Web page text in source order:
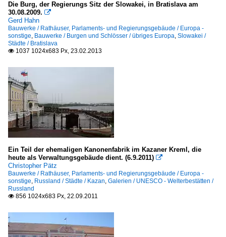
Die Burg, der Regierungs Sitz der Slowakei, in Bratislava am
30.08.2009. 
Gerd Hahn
Bauwerke / Rathäuser, Parlaments- und Regierungsgebäude / Europa -
sonstige, Bauwerke / Burgen und Schlösser / übriges Europa, Slowakei /
Städte / Bratislava
 1037 1024x683 Px, 23.02.2013
Ein Teil der ehemaligen Kanonenfabrik im Kazaner Kreml, die
heute als Verwaltungsgebäude dient. (6.9.2011) 
Christopher Pätz
Bauwerke / Rathäuser, Parlaments- und Regierungsgebäude / Europa -
sonstige, Russland / Städte / Kazan, Galerien / UNESCO - Welterbestätten /
Russland
 856 1024x683 Px, 22.09.2011